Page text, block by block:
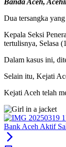
Banda Aceh,
Dua tersangka
Kepala Seksi
tertulisnya, Selasa
Dalam kasus ini,
Selain itu, Kejati
Kejati Aceh telah
Bank Aceh Aktif